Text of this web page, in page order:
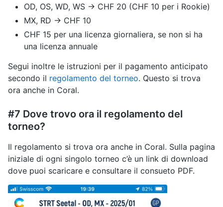
OD, OS, WD, WS -> CHF 20 (CHF 10 per i Rookie)
MX, RD -> CHF 10
CHF 15 per una licenza giornaliera, se non si ha
una licenza annuale
Segui inoltre le istruzioni per il pagamento anticipato
secondo il regolamento del torneo. Questo si trova
ora anche in Coral.
#7 Dove trovo ora il regolamento del
torneo?
Il regolamento si trova ora anche in Coral. Sulla pagina
iniziale di ogni singolo torneo c’è un link di download
dove puoi scaricare e consultare il consueto PDF.